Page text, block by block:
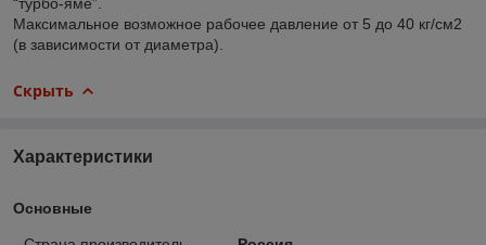
Максимальное возможное рабочее давление от 5 до 40 кг/см2
(в зависимости от диаметра).
Скрыть
Характеристики
Основные